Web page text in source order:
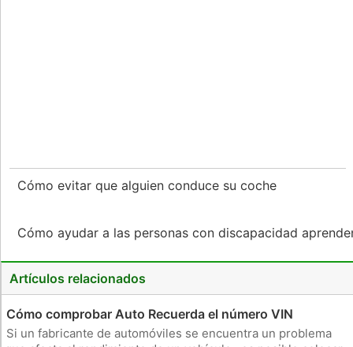
Cómo evitar que alguien conduce su coche
Cómo ayudar a las personas con discapacidad
Artículos relacionados
Cómo comprobar Auto Recuerda el número VIN
Si un fabricante de automóviles se encuentra un problema